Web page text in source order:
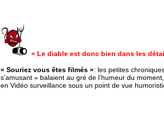
« Le diable est donc bien dans les
« Souriez vous êtes filmés »: les petites
s’amusant » balaient au gré de l’humeur du
en Vidéo surveillance sous un point de vue